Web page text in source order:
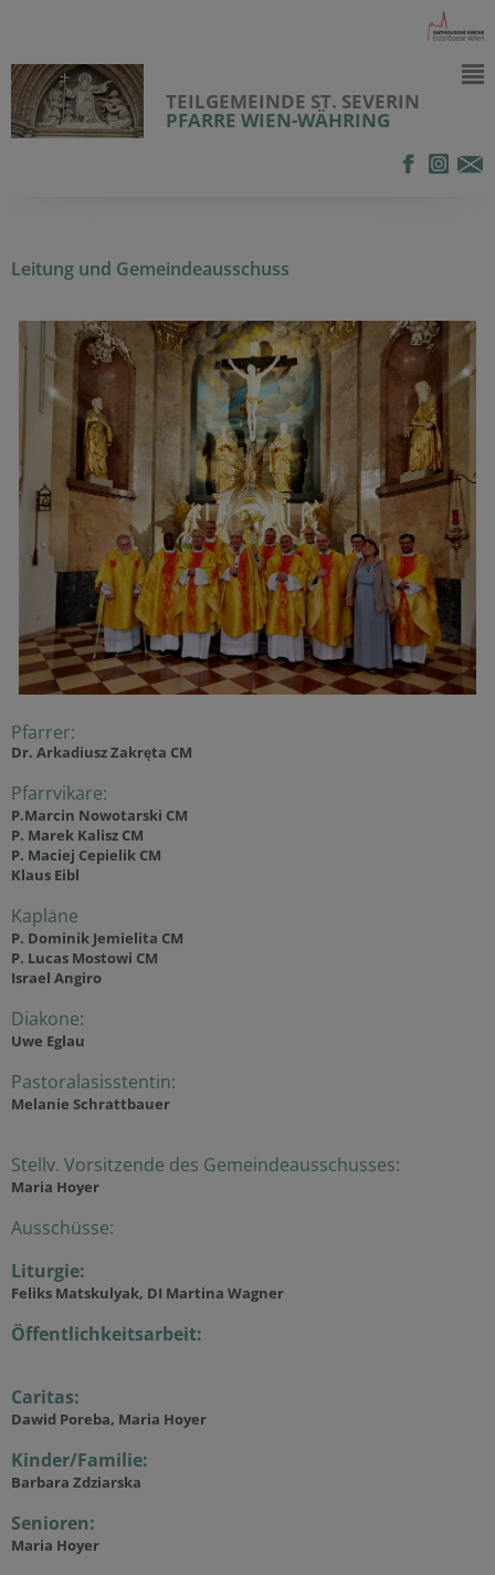
TEILGEMEINDE ST. SEVERIN
PFARRE WIEN-WÄHRING
Leitung und Gemeindeausschuss
Pfarrer:
Dr. Arkadiusz Zakręta CM
Pfarrvikare:
P.Marcin Nowotarski CM
P. Marek Kalisz CM
P. Maciej Cepielik CM
Klaus Eibl
Kapläne
P. Dominik Jemielita CM
P. Lucas Mostowi CM
Israel Angiro
Diakone:
Uwe Eglau
Pastoralasisstentin:
Melanie Schrattbauer
Stellv. Vorsitzende des Gemeindeausschusses:
Maria Hoyer
Ausschüsse:
Liturgie:
Feliks Matskulyak, DI Martina Wagner
Öffentlichkeitsarbeit:
Caritas:
Dawid Poreba, Maria Hoyer
Kinder/Familie:
Barbara Zdziarska
Senioren:
Maria Hoyer